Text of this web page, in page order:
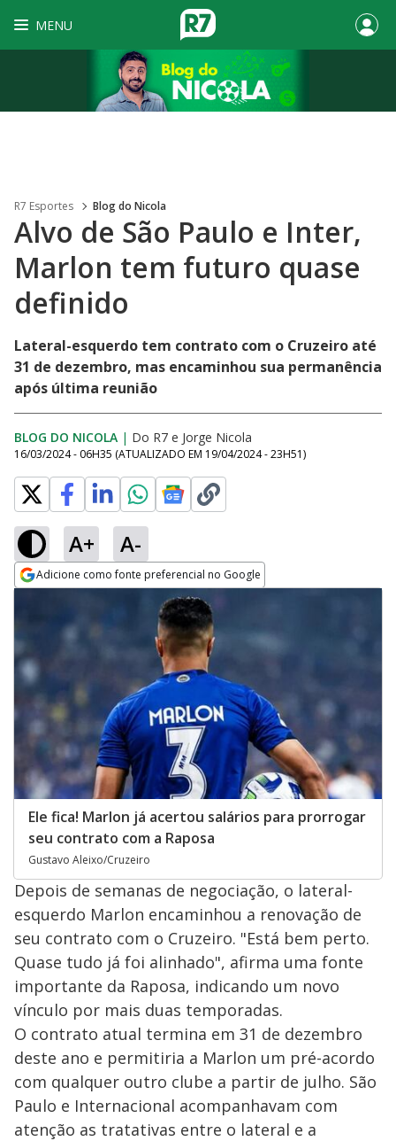
MENU
R7 Esportes Blog do Nicola
Alvo de São Paulo e Inter,
Marlon tem futuro quase
definido
Lateral-esquerdo tem contrato com o Cruzeiro até
31 de dezembro, mas encaminhou sua permanência
após última reunião
BLOG DO NICOLA | Do R7 e Jorge Nicola
16/03/2024 - 06H35 (ATUALIZADO EM 19/04/2024 - 23H51)
A+ A-
Adicione como fonte preferencial no Google
Ele fica! Marlon já acertou salários para prorrogar
seu contrato com a Raposa
Gustavo Aleixo/Cruzeiro
Depois de semanas de negociação, o lateral-
esquerdo Marlon encaminhou a renovação de
seu contrato com o Cruzeiro. "Está bem perto.
Quase tudo já foi alinhado", afirma uma fonte
importante da Raposa, indicando um novo
vínculo por mais duas temporadas.
O contrato atual termina em 31 de dezembro
deste ano e permitiria a Marlon um pré-acordo
com qualquer outro clube a partir de julho. São
Paulo e Internacional acompanhavam com
atenção as tratativas entre o lateral e a